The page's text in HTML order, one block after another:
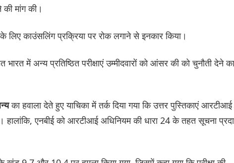
मांग की।
काउंसलिंग प्रक्रिया पर रोक लगाने से इनकार किया।
में अन्य प्रतिष्ठित परीक्षाएं उम्मीदवारों को आंसर की को चुनौती देने का
का हवाला देते हुए याचिका में तर्क दिया गया कि उत्तर पुस्तिकाएं आरटीआई
एनबीई को आरटीआई अधिनियम की धारा 24 के तहत सूचना